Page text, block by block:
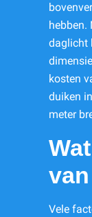
hebben.
daglicht
kosten
duiken
meter
Vele